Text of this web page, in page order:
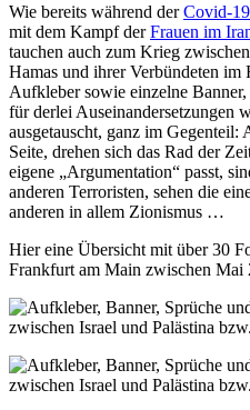
Wie bereits während derCovid-
mit dem Kampf derFrauen im
tauchen auch zum Krieg
Hamas und ihrer Verbündeten im
Aufkleber sowie einzelne
für derlei Auseinandersetzungen
ausgetauscht, ganz im
Seite, drehen sich das Rad der
eigene „Argumentation“ passt,
anderen Terroristen, sehen die
anderen in allem Zionismus …
Hier eine Übersicht mit über 30
Frankfurt am Main zwischen Mai